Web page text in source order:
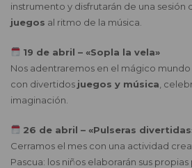
instrumento y disfrutarán de una sesión
juegos al ritmo de la música.
19 de abril – «Sopla la vela»
Nos adentraremos en el mágico mundo
con divertidos juegos y música ,
imaginación.
26 de abril – «Pulseras
Cerramos el mes con una actividad
Pascua: los niños elaborarán sus